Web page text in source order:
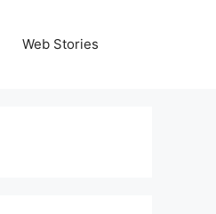
Web Stories